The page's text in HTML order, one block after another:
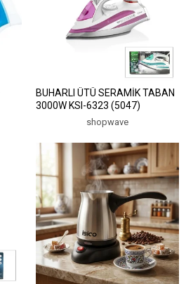
BUHARLI ÜTÜ SERAMİK TABAN
3000W KSI-6323 (5047)
shopwave